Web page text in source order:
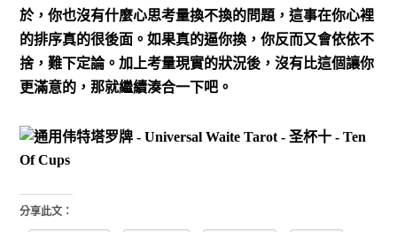
於，你也沒有什麼心思考量換不換的問題，這事在你心裡
的排序真的很後面。如果真的逼你換，你反而又會依依不
捨，難下定論。加上考量現實的狀況後，沒有比這個讓你
更滿意的，那就繼續湊合一下吧。
分享此文：